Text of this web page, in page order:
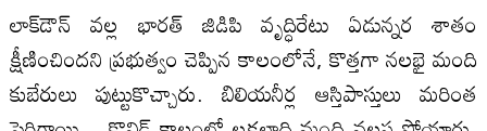
లాక్‌డౌన్ వ‌ల్ల భార‌త్‌ జిడిపి వృద్ధిరేటు ఏడున్నర శాతం
క్షీణించిందని ప్రభుత్వం చెప్పిన కాలంలోనే, కొత్తగా నల‌భై మంది
కుబేరులు పుట్టుకొచ్చారు. బిలియనీర్ల ఆస్తిపాస్తులు మరింత